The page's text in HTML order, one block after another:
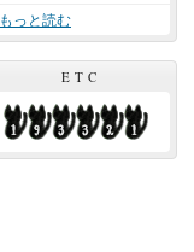
もっと読む
ETC